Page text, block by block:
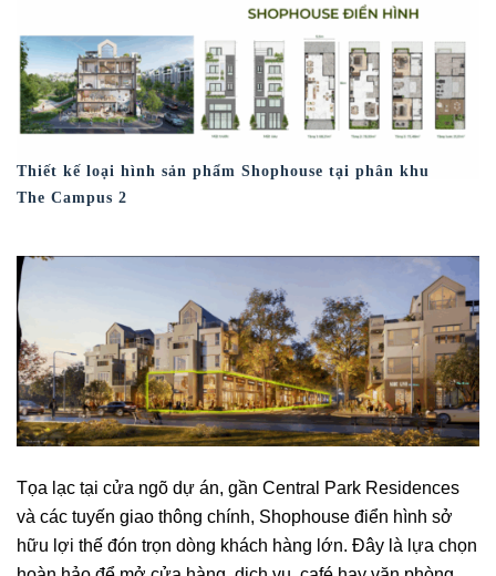
Thiết kế loại hình sản phẩm Shophouse tại phân khu
The Campus 2
Tọa lạc tại cửa ngõ dự án, gần Central Park Residences
và các tuyến giao thông chính, Shophouse điển hình sở
hữu lợi thế đón trọn dòng khách hàng lớn. Đây là lựa chọn